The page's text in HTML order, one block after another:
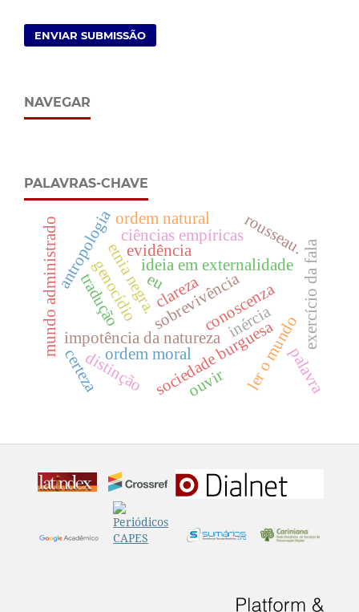
ENVIAR SUBMISSÃO
NAVEGAR
PALAVRAS-CHAVE
conoscenza
etnia negra.
evidência
impotência da natureza
ideia em externalidade
ciências empíricas
sociedade burguesa
mundo administrado sobrevivência
genocídio
antropologia
tradução exercício da fala
distinção ler o mundopalavra
rousseau.
ordem moral
ordem natural
clareza
certeza
inércia
ouvir
eu